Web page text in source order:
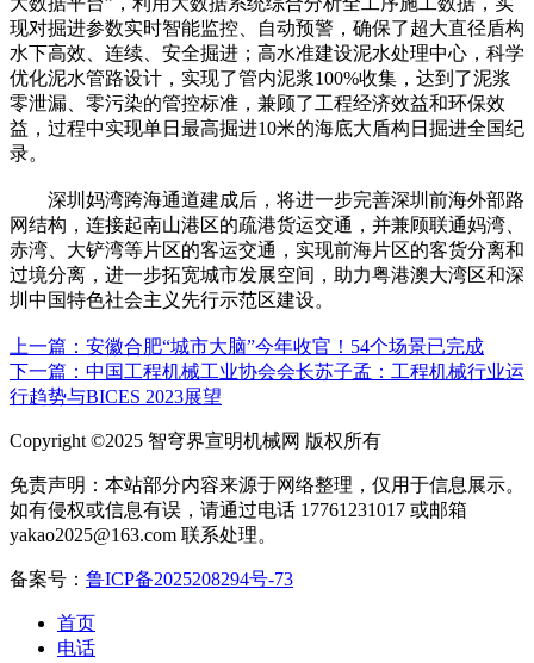
现对掘进参数实时智能监控、自动预警，确保了超大直径盾构
水下高效、连续、安全掘进；高水准建设泥水处理中心，科学
优化泥水管路设计，实现了管内泥浆100%收集，达到了泥浆
零泄漏、零污染的管控标准，兼顾了工程经济效益和环保效
益，过程中实现单日最高掘进10米的海底大盾构日掘进全国纪
录。
深圳妈湾跨海通道建成后，将进一步完善深圳前海外部路
网结构，连接起南山港区的疏港货运交通，并兼顾联通妈湾、
赤湾、大铲湾等片区的客运交通，实现前海片区的客货分离和
过境分离，进一步拓宽城市发展空间，助力粤港澳大湾区和深
圳中国特色社会主义先行示范区建设。
上一篇：安徽合肥“城市大脑”今年收官！54个场景已完成
下一篇：中国工程机械工业协会会长苏子孟：工程机械行业运
行趋势与BICES 2023展望
Copyright ©2025 智穹界宣明机械网 版权所有
免责声明：本站部分内容来源于网络整理，仅用于信息展示。
如有侵权或信息有误，请通过电话 17761231017 或邮箱
yakao2025@163.com 联系处理。
备案号： 鲁ICP备2025208294号-73
首页
电话